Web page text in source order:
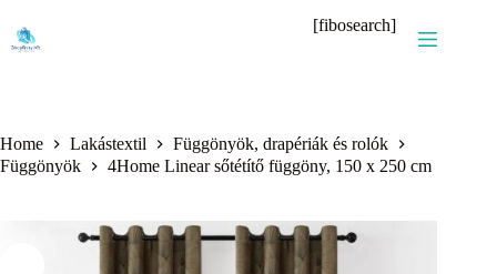
content
[fibosearch]
Home Lakástextil
Függönyök, drapériák és rolók
Függönyök
4Home Linear sőtétítő függöny, 150 x 250 cm